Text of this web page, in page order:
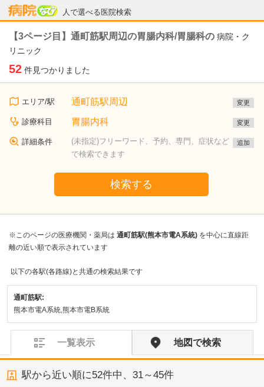
人で選べる医院検索
病院なび
【3ページ目】通町筋駅周辺の胃腸内科/胃腸科の 病院・ク
リニック
52 件見つかりました
エリア/駅 通町筋駅周辺 変更
診療科目 胃腸内科 変更
詳細条件
(未指定)フリーワード、予約、専門、症状など
で検索できます
追加
検索する
※このページの医療機関・薬局は 通町筋駅(熊本市電A系統) を中心に直線距
離の近い順で表示されています
以下の各駅(各路線)と共通の検索結果です
通町筋駅:
熊本市電A系統,熊本市電B系統
一覧表示 地図で検索
駅から近い順に52件中、 31～45件